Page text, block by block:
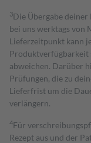
3Die Übergabe
bei uns werktags von
Lieferzeitpunkt kann
Produktverfügbarkeit
abweichen. Darüber
Prüfungen, die zu
Lieferfrist um die
verlängern.
4Für
Rezept aus und der